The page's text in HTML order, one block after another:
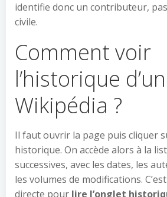
identifie donc un contributeur,
civile.
Comment voir
l’historique
Wikipédia ?
Il faut ouvrir la page puis cliquer
historique. On accède alors à la
successives, avec les dates, les
les volumes de modifications.
directe pour lire l’onglet